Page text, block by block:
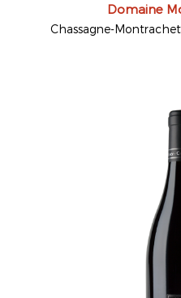
Domaine
Chassagne-